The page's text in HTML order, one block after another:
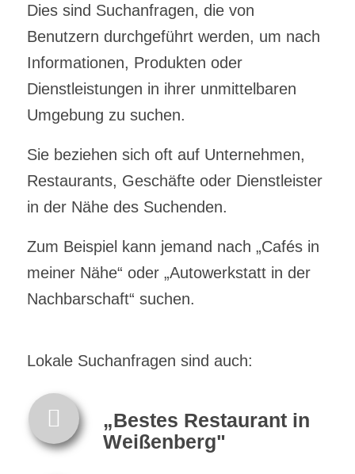
Dies sind Suchanfragen, die von
Benutzern durchgeführt werden, um nach
Informationen, Produkten oder
Dienstleistungen in ihrer unmittelbaren
Umgebung zu suchen.
Sie beziehen sich oft auf Unternehmen,
Restaurants, Geschäfte oder Dienstleister
in der Nähe des Suchenden.
Zum Beispiel kann jemand nach „Cafés in
meiner Nähe“ oder „Autowerkstatt in der
Nachbarschaft“ suchen.
Lokale Suchanfragen sind auch:
„Bestes Restaurant in
Weißenberg"